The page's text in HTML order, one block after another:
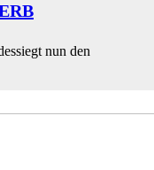
nun den